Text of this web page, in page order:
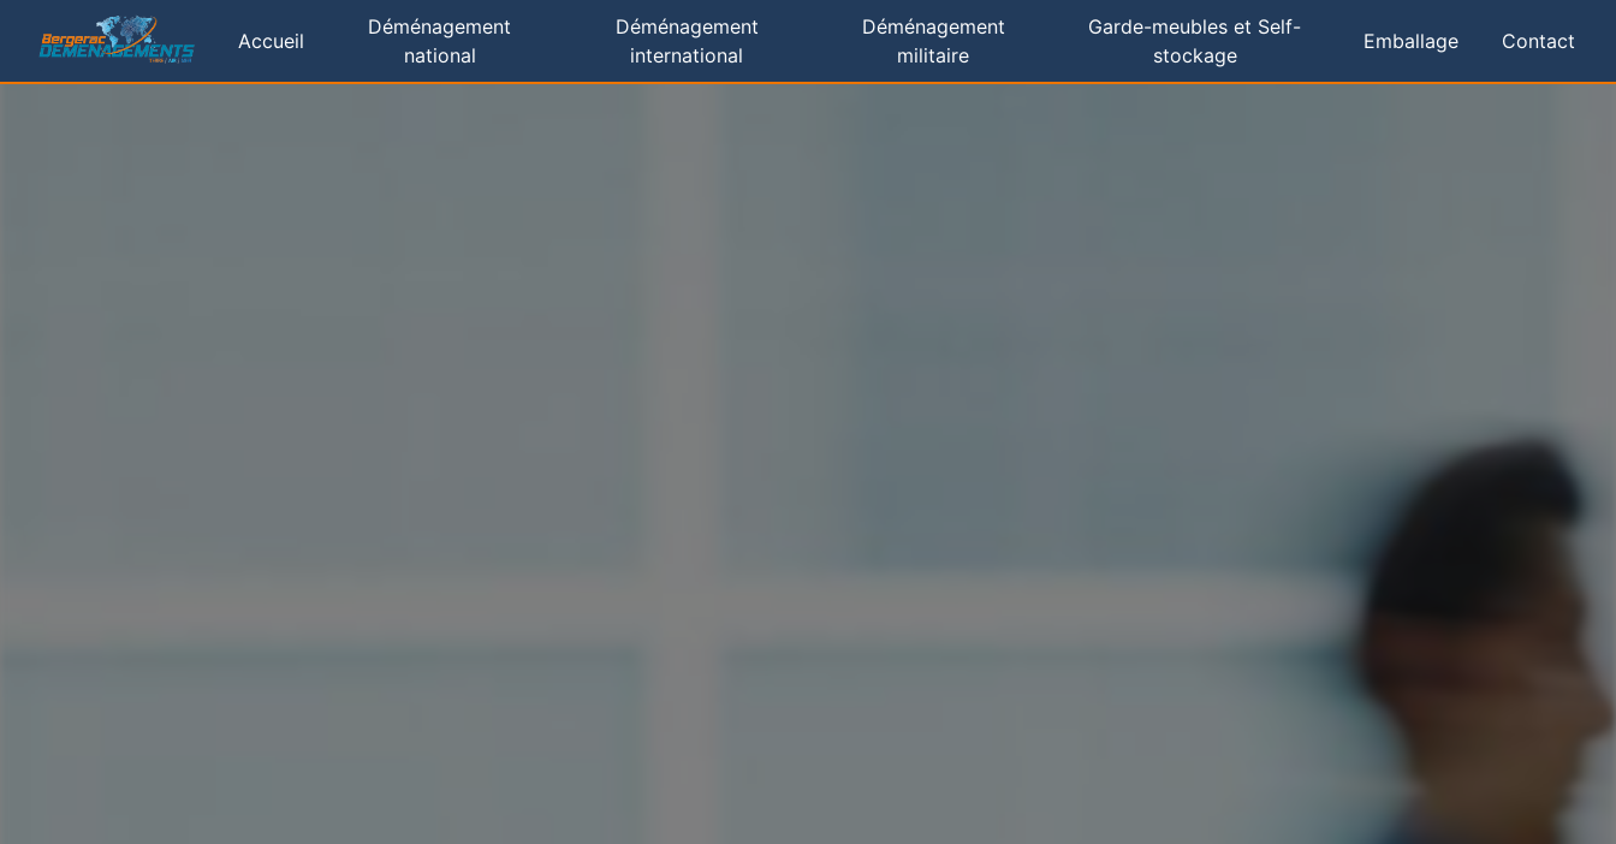
Accueil
Déménagement
national
Déménagement
international
Déménagement
militaire
Garde-meubles et Self-
stockage
Emballage Contact
Panneau de gestion des cookies